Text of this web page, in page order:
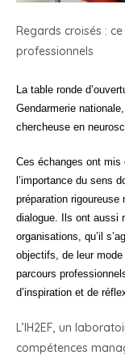
Regards croisés :
professionnels
La table ronde
Gendarmerie
chercheuse en
Ces échanges ont
l’importance du sens
préparation rigoureuse
dialogue. Ils ont aussi
organisations, qu’il
objectifs, de leur
parcours
d’inspiration et de
L’IH2EF, un
compétences